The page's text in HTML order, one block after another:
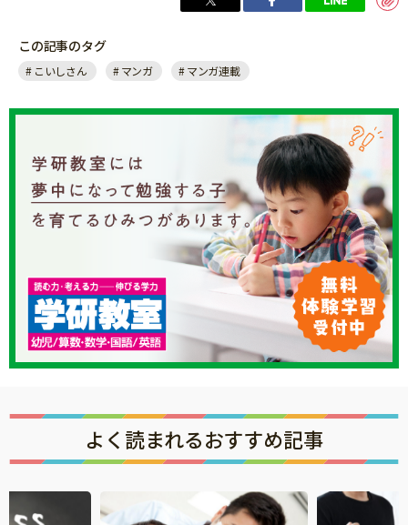
この記事のタグ
こいしさん マンガ マンガ連載
よく読まれるおすすめ記事